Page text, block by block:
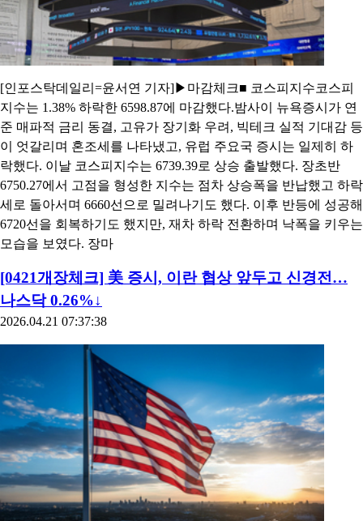
[인포스탁데일리=윤서연 기자]▶마감체크■ 코스피지수코스피
지수는 1.38% 하락한 6598.87에 마감했다.밤사이 뉴욕증시가 연
준 매파적 금리 동결, 고유가 장기화 우려, 빅테크 실적 기대감 등
이 엇갈리며 혼조세를 나타냈고, 유럽 주요국 증시는 일제히 하
락했다. 이날 코스피지수는 6739.39로 상승 출발했다. 장초반
6750.27에서 고점을 형성한 지수는 점차 상승폭을 반납했고 하락
세로 돌아서며 6660선으로 밀려나기도 했다. 이후 반등에 성공해
6720선을 회복하기도 했지만, 재차 하락 전환하며 낙폭을 키우는
모습을 보였다. 장마
[0421개장체크] 美 증시, 이란 협상 앞두고 신경전…
나스닥 0.26%↓
2026.04.21 07:37:38